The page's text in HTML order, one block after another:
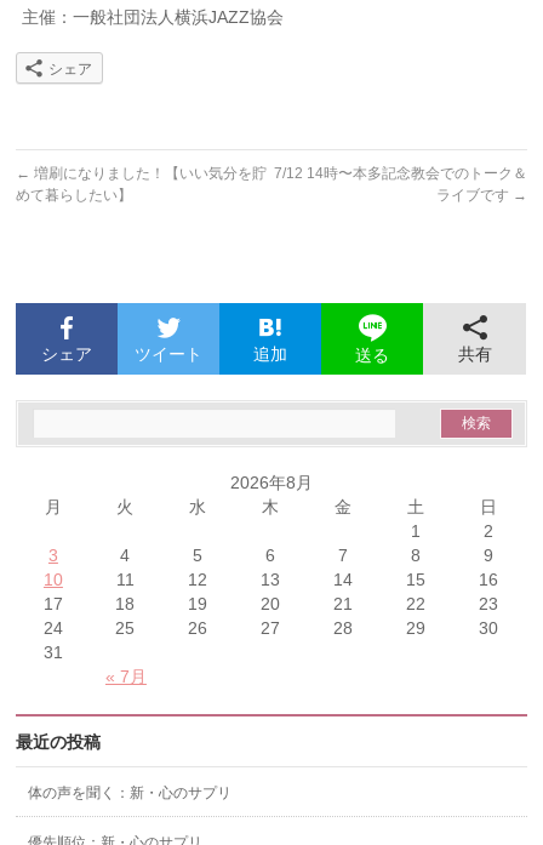
主催：一般社団法人横浜JAZZ協会
シェア
← 増刷になりました！【いい気分を貯
めて暮らしたい】
7/12 14時〜本多記念教会でのトーク＆
ライブです →
シェア ツイート 追加 送る 共有
2026年8月
月
火 水 木 金 土 日
« 7月
1
2
3
4 5 6 7 8
9
10
11 12 13 14 15
16
17
18 19 20 21 22
23
24
25 26 27 28 29
30
31
最近の投稿
体の声を聞く：新・心のサプリ